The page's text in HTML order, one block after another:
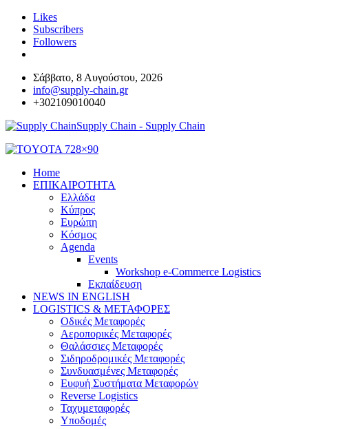
Likes
Subscribers
Followers
Σάββατο, 8 Αυγούστου, 2026
info@supply-chain.gr
+302109010040
Supply Chain - Supply Chain
Home
ΕΠΙΚΑΙΡΟΤΗΤΑ
Ελλάδα
Κύπρος
Ευρώπη
Κόσμος
Agenda
Events
Workshop e-Commerce Logistics
Εκπαίδευση
NEWS IN ENGLISH
LOGISTICS & ΜΕΤΑΦΟΡΕΣ
Οδικές Μεταφορές
Αεροπορικές Μεταφορές
Θαλάσσιες Μεταφορές
Σιδηροδρομικές Μεταφορές
Συνδυασμένες Μεταφορές
Ευφυή Συστήματα Μεταφορών
Reverse Logistics
Ταχυμεταφορές
Υποδομές